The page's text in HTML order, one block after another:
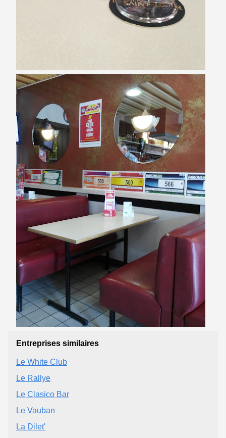
Entreprises similaires
Le White Club
Le Rallye
Le Clasico Bar
Le Vauban
La Dilet'